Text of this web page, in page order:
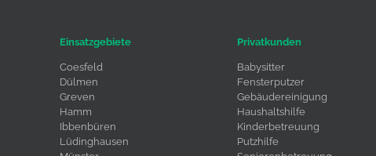
Einsatzgebiete
Coesfeld
Dülmen
Greven
Hamm
Ibbenbüren
Lüdinghausen
Privatkunden
Babysitter
Fensterputzer
Gebäudereinigung
Haushaltshilfe
Kinderbetreuung
Putzhilfe